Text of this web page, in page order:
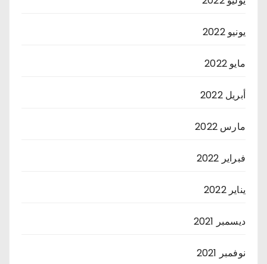
يونيو 2022
مايو 2022
أبريل 2022
مارس 2022
فبراير 2022
يناير 2022
ديسمبر 2021
نوفمبر 2021